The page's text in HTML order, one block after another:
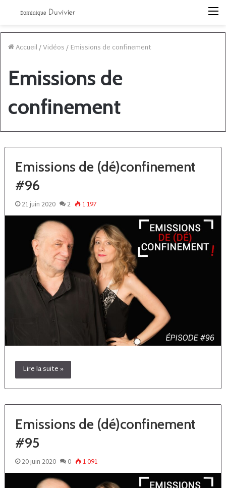
Accueil/Vidéos/ Emissions de confinement
Emissions de
confinement
Emissions de (dé)confinement
#96
21 juin 2020 2 1 197
Lire la suite »
Emissions de (dé)confinement
#95
20 juin 2020 0 1 091